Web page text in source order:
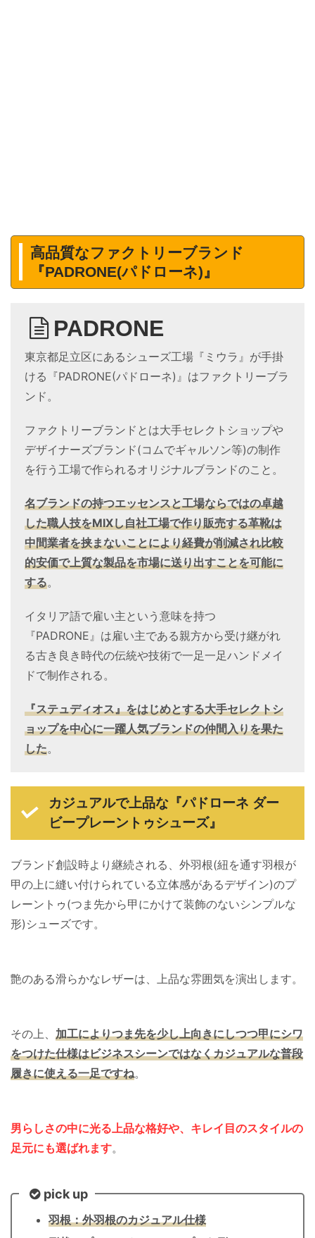
高品質なファクトリーブランド
『PADRONE(パドローネ)』
PADRONE
東京都足立区にあるシューズ工場『ミウラ』が手掛
ける『PADRONE(パドローネ)』はファクトリーブラ
ンド。
ファクトリーブランドとは大手セレクトショップや
デザイナーズブランド(コムでギャルソン等)の制作
を行う工場で作られるオリジナルブランドのこと。
名ブランドの持つエッセンスと工場ならではの卓越
した職人技をMIXし自社工場で作り販売する革靴は
中間業者を挟まないことにより経費が削減され比較
的安価で上質な製品を市場に送り出すことを可能に
する。
イタリア語で雇い主という意味を持つ
『PADRONE』は雇い主である親方から受け継がれ
る古き良き時代の伝統や技術で一足一足ハンドメイ
ドで制作される。
『ステュディオス』をはじめとする大手セレクトシ
ョップを中心に一躍人気ブランドの仲間入りを果た
した。
カジュアルで上品な『パドローネ ダー
ビープレーントゥシューズ』
ブランド創設時より継続される、外羽根(紐を通す羽根が
甲の上に縫い付けられている立体感があるデザイン)のプ
レーントゥ(つま先から甲にかけて装飾のないシンプルな
形)シューズです。
艶のある滑らかなレザーは、上品な雰囲気を演出します。
その上、 加工によりつま先を少し上向きにしつつ甲にシワ
をつけた仕様はビジネスシーンではなくカジュアルな普段
履きに使える一足ですね。
男らしさの中に光る上品な格好や、キレイ目のスタイルの
足元にも選ばれます。
pick up
羽根：外羽根のカジュアル仕様